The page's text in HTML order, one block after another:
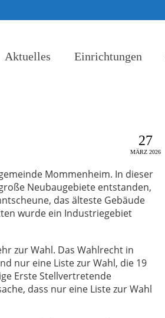
Aktuelles Einrichtungen
27
MÄRZ 2026
Mommenheim. In dieser
Neubaugebiete entstanden,
das älteste Gebäude
wurde ein Industriegebiet
zur Wahl. Das Wahlrecht in
nur eine Liste zur Wahl, die 19
Erste Stellvertretende
dass nur eine Liste zur Wahl